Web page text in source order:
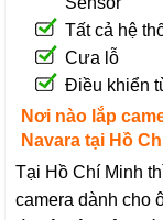
Tất cả hệ
Cưa lỗ
Điều khiển
Nơi nào lắp
Navara tại Hồ
Tại Hồ Chí Minh
camera dành cho